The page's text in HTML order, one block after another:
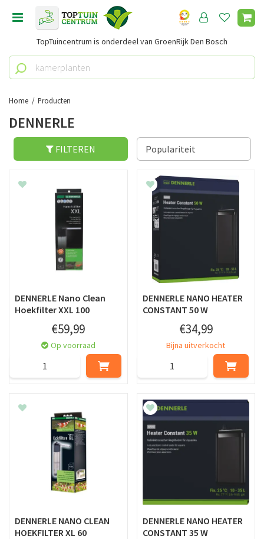
Home Producten
TopTuincentrum is onderdeel van GroenRijk Den Bosch
DENNERLE
FILTEREN
DENNERLE Nano Clean
Hoekfilter XXL 100
€59,99
Op voorraad
DENNERLE NANO HEATER
CONSTANT 50 W
€34,99
Bijna uitverkocht
DENNERLE NANO CLEAN
HOEKFILTER XL 60
DENNERLE NANO HEATER
CONSTANT 35 W